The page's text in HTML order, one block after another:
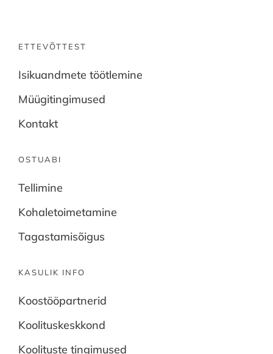
ETTEVÕTTEST
Isikuandmete töötlemine
Müügitingimused
Kontakt
OSTUABI
Tellimine
Kohaletoimetamine
Tagastamisõigus
KASULIK INFO
Koostööpartnerid
Koolituskeskkond
Koolituste tingimused